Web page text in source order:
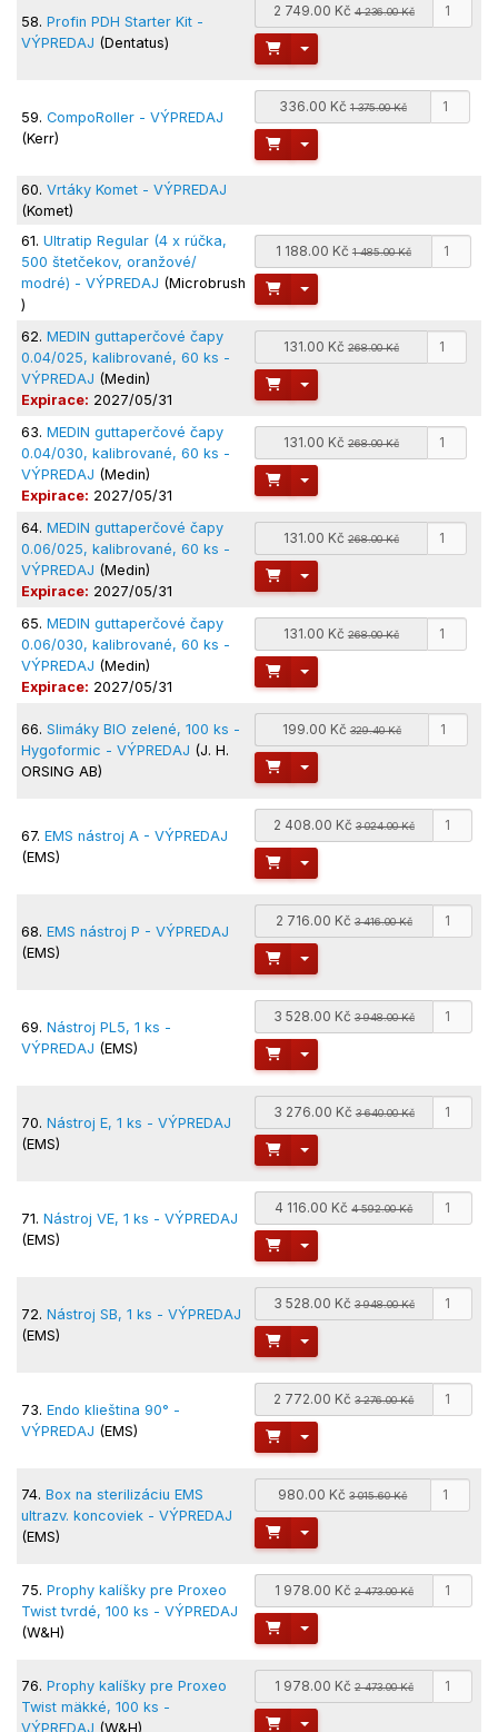
58. Profin PDH Starter Kit -
VÝPREDAJ (Dentatus)
2 749.00 Kč4 236.00 Kč
Toggle Dropdown
59. CompoRoller - VÝPREDAJ
(Kerr)
336.00 Kč1 375.00 Kč
Toggle Dropdown
60. Vrtáky Komet - VÝPREDAJ
(Komet)
61. Ultratip Regular (4 x rúčka,
500 štetčekov, oranžové/
modré) - VÝPREDAJ (Microbrush
)
1 188.00 Kč1 485.00 Kč
Toggle Dropdown
62. MEDIN guttaperčové čapy
0.04/025, kalibrované, 60 ks -
VÝPREDAJ (Medin)
Expirace: 2027/05/31
131.00 Kč268.00 Kč
Toggle Dropdown
63. MEDIN guttaperčové čapy
0.04/030, kalibrované, 60 ks -
VÝPREDAJ (Medin)
Expirace: 2027/05/31
131.00 Kč268.00 Kč
Toggle Dropdown
64. MEDIN guttaperčové čapy
0.06/025, kalibrované, 60 ks -
VÝPREDAJ (Medin)
Expirace: 2027/05/31
131.00 Kč268.00 Kč
Toggle Dropdown
65. MEDIN guttaperčové čapy
0.06/030, kalibrované, 60 ks -
VÝPREDAJ (Medin)
Expirace: 2027/05/31
131.00 Kč268.00 Kč
Toggle Dropdown
66. Slimáky BIO zelené, 100 ks -
Hygoformic - VÝPREDAJ (J. H.
ORSING AB)
199.00 Kč329.40 Kč
Toggle Dropdown
67. EMS nástroj A - VÝPREDAJ
(EMS)
2 408.00 Kč3 024.00 Kč
Toggle Dropdown
68. EMS nástroj P - VÝPREDAJ
(EMS)
2 716.00 Kč3 416.00 Kč
Toggle Dropdown
69. Nástroj PL5, 1 ks -
VÝPREDAJ (EMS)
3 528.00 Kč3 948.00 Kč
Toggle Dropdown
70. Nástroj E, 1 ks - VÝPREDAJ
(EMS)
3 276.00 Kč3 640.00 Kč
Toggle Dropdown
71. Nástroj VE, 1 ks - VÝPREDAJ
(EMS)
4 116.00 Kč4 592.00 Kč
Toggle Dropdown
72. Nástroj SB, 1 ks - VÝPREDAJ
(EMS)
3 528.00 Kč3 948.00 Kč
Toggle Dropdown
73. Endo klieština 90° -
VÝPREDAJ (EMS)
2 772.00 Kč3 276.00 Kč
Toggle Dropdown
74. Box na sterilizáciu EMS
ultrazv. koncoviek - VÝPREDAJ
(EMS)
980.00 Kč3 015.60 Kč
Toggle Dropdown
75. Prophy kalíšky pre Proxeo
Twist tvrdé, 100 ks - VÝPREDAJ
(W&H)
1 978.00 Kč2 473.00 Kč
Toggle Dropdown
76. Prophy kalíšky pre Proxeo
Twist mäkké, 100 ks -
VÝPREDAJ (W&H)
1 978.00 Kč2 473.00 Kč
Toggle Dropdown